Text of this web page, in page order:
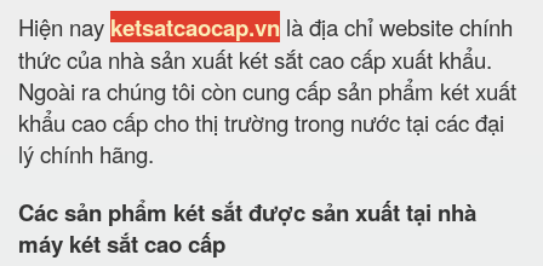
Hiện nay ketsatcaocap.vn là địa chỉ website chính
thức của nhà sản xuất két sắt cao cấp xuất khẩu.
Ngoài ra chúng tôi còn cung cấp sản phẩm két xuất
khẩu cao cấp cho thị trường trong nước tại các đại
lý chính hãng.
Các sản phẩm két sắt được sản xuất tại nhà
máy két sắt cao cấp